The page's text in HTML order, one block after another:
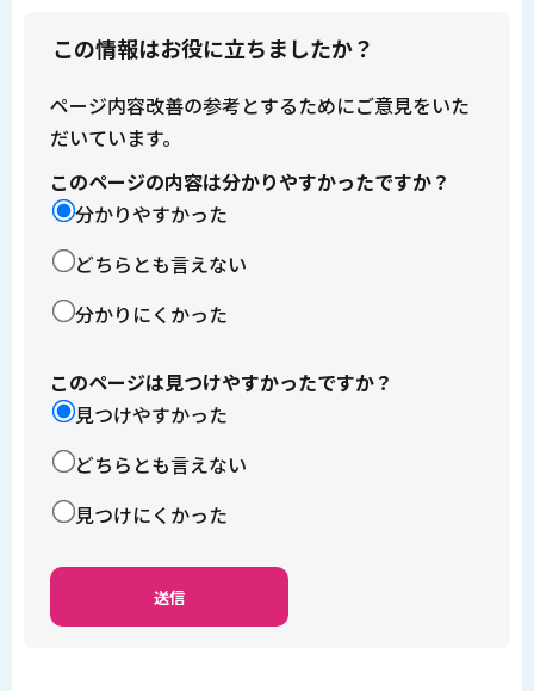
この情報はお役に立ちましたか？
ページ内容改善の参考とするためにご意見をいた
だいています。
このページの内容は分かりやすかったですか？
分かりやすかった
どちらとも言えない
分かりにくかった
このページは見つけやすかったですか？
見つけやすかった
どちらとも言えない
見つけにくかった